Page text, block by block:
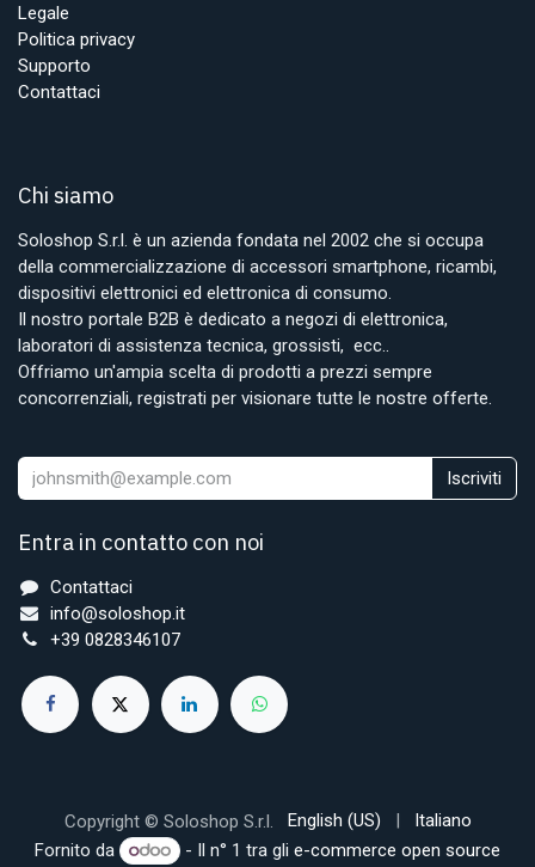
Legale
Politica privacy
Supporto
Contattaci
Chi siamo
Soloshop S.r.l. è un azienda fondata nel 2002 che si occupa
della commercializzazione di accessori smartphone, ricambi,
dispositivi elettronici ed elettronica di consumo.
Il nostro portale B2B è dedicato a negozi di elettronica,
laboratori di assistenza tecnica, grossisti, ecc..
Offriamo un'ampia scelta di prodotti a prezzi sempre
concorrenziali, registrati per visionare tutte le nostre offerte.
Iscriviti
Entra in contatto con noi
Contattaci
info@soloshop.it
+39 0828346107
Copyright © Soloshop S.r.l. English (US) |
Italiano
Fornito da
- Il n° 1 tra glie-commerce open source